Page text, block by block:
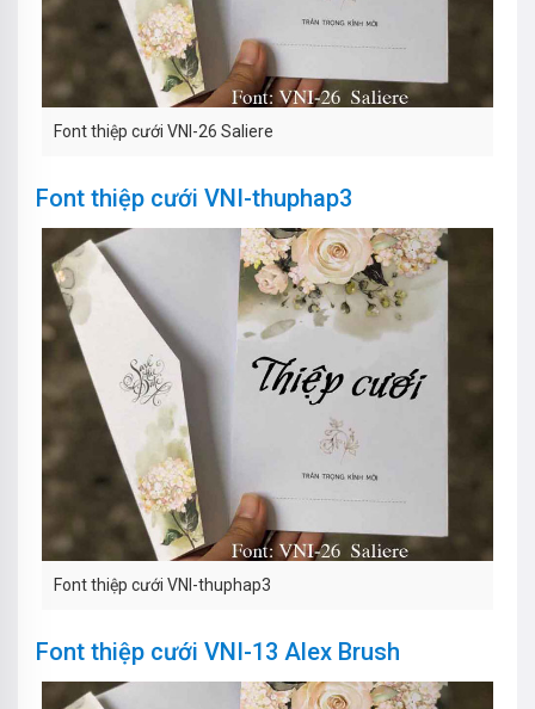
Font thiệp cưới VNI-26 Saliere
Font thiệp cưới VNI-thuphap3
Font thiệp cưới VNI-thuphap3
Font thiệp cưới VNI-13 Alex Brush